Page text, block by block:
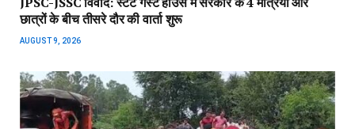
छात्रों के बीच तीसरे दौर की वार्ता शुरू
AUGUST 9, 2026